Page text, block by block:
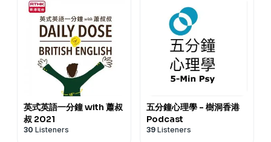
英式英語一分鐘 with 蕭叔
叔 2021
30 Listeners
五分鐘心理學 - 樹洞香港
Podcast
39 Listeners